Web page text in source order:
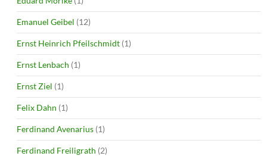
Emanuel Geibel (12)
Ernst Heinrich Pfeilschmidt (1)
Ernst Lenbach (1)
Ernst Ziel (1)
Felix Dahn (1)
Ferdinand Avenarius (1)
Ferdinand Freiligrath (2)